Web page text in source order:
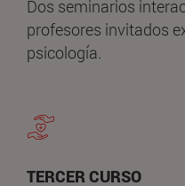
Dos seminarios
profesores invitados
psicología.
TERCER CURSO